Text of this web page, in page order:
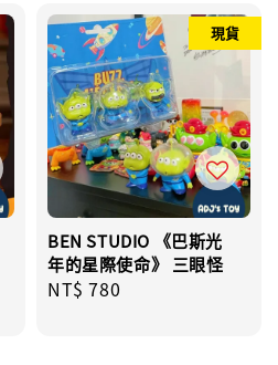
現貨
BEN STUDIO 《巴斯光
年的星際使命》 三眼怪
Regular
NT$ 780